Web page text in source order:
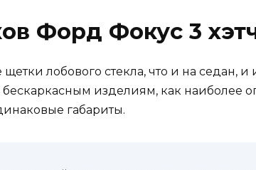
Форд Фокус 3
лобового стекла, что и на седан,
бескаркасным изделиям, как
габариты.